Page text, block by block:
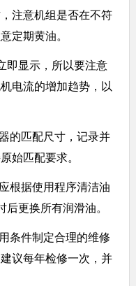
注意机组是否在不符
定期黄油。
即显示，所以要注意
电流的增加趋势，以
的匹配尺寸，记录并
始匹配要求。
根据使用程序清洁油
更换所有润滑油。
条件制定合理的维修
议每年检修一次，并